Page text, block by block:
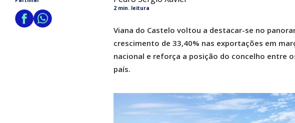
2 min. leitura
Viana do Castelo voltou a destacar-se no
crescimento de 33,40% nas exportações em
nacional e reforça a posição do concelho entre
país.